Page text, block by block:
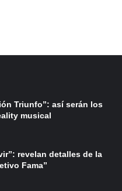
Triunfo”: así serán los
musical
revelan detalles de la
Fama”